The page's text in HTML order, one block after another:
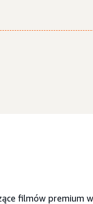
filmów premium